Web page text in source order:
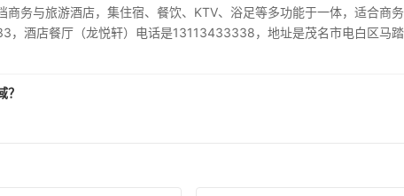
务与旅游酒店，集住宿、餐饮、KTV、浴足等多功能于一体，适合商
酒店餐厅（龙悦轩）电话是13113433338，地址是茂名市电白区马